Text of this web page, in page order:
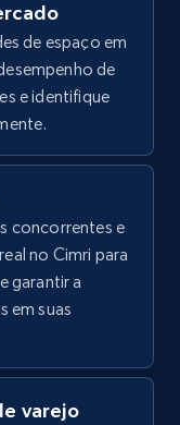
Initial
and more.
agora
Initial
and more.
de espaço em
de
e identifique
concorrentes e
no Cimri para
garantir a
em suas
varejo